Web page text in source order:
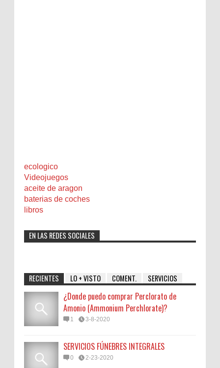
ecologico
Videojuegos
aceite de aragon
baterias de coches
libros
EN LAS REDES SOCIALES
RECIENTES LO + VISTO COMENT. SERVICIOS
¿Donde puedo comprar Perclorato de
Amonio (Ammonium Perchlorate)?
1 3-8-2020
SERVICIOS FÚNEBRES INTEGRALES
0 2-23-2020